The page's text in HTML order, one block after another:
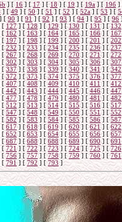
] [ 16] [17 ] [18] [ 19] [ 19а] [ 19б ]
] [49] [50] [51] [52 ] [52а] [53] [
[90] [ 91 ] [92 ] [ 93 ] [94] [ 95] [ 96]
[ 127] [ 128 ] [ 129] [130] [ 131] [132
[162 ] [163] [ 164 ] [165] [166] [ 167
[197] [ 198 ] [ 199 ] [ 200] [201 ] [202
[232 ] [233 ] [234 ] [ 235 ] [236] [ 237
[267 ] [ 268] [ 269 ] [270 ] [271] [ 272
[ 302] [ 303] [ 304 ] [305] [ 306 ] [ 307
[337] [338 ] [ 339] [340 ] [ 341] [342
[ 372 ] [373] [ 374 ] [375 ] [376 ] [377
[407] [ 408] [ 409] [ 410] [411 ] [ 412
[442 ] [443 ] [444] [ 445 ] [446] [ 447
[477 ] [478] [ 479] [480] [ 481] [ 482
[ 512] [ 513] [ 514 ] [515] [516 ] [ 517
[547] [548] [ 549 ] [ 550 ] [551 ] [552
[ 582 ] [ 583 ] [ 584] [585 ] [586 ] [587
[ 617] [618] [619 ] [ 620] [621] [ 622
[ 652 ] [653 ] [ 654] [ 655 ] [656] [ 657
[687 ] [688] [688] [689 ] [690] [ 691
[ 721] [ 722] [723 ] [724] [725] [ 726
[756] [ 757 ] [ 758 ] [ 759 ] [ 760 ] [761
[ 791] [ 792 ] [ 793]